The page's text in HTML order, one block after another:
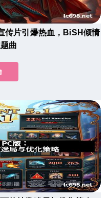
传片引爆热血，BiSH倾情
曲